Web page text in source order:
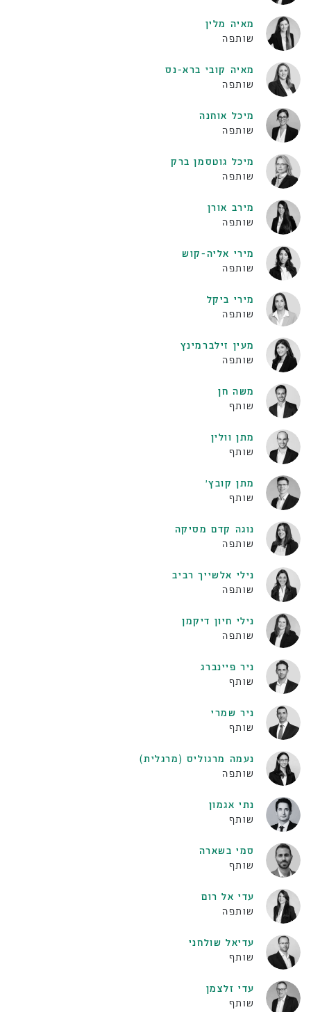
מאיה מלין
שותפה
מאיה קובי ברא-נס
שותפה
מיכל אוחנה
שותפה
מיכל גוטסמן ברק
שותפה
מירב אורן
שותפה
מירי אליה-קוש
שותפה
מירי ביקל
שותפה
מעין זילברמינץ
שותפה
משה חן
שותף
מתן וולין
שותף
מתן קובץ׳
שותף
נוגה קדם מסיקה
שותפה
נילי אלשייך רביב
שותפה
נילי חיון דיקמן
שותפה
ניר פיינברג
שותף
ניר שמרי
שותף
נעמה מרגוליס (מרגלית)
שותפה
נתי אגמון
שותף
סמי בשארה
שותף
עדי אל רום
שותפה
עדיאל שולחני
שותף
עדי זלצמן
שותף